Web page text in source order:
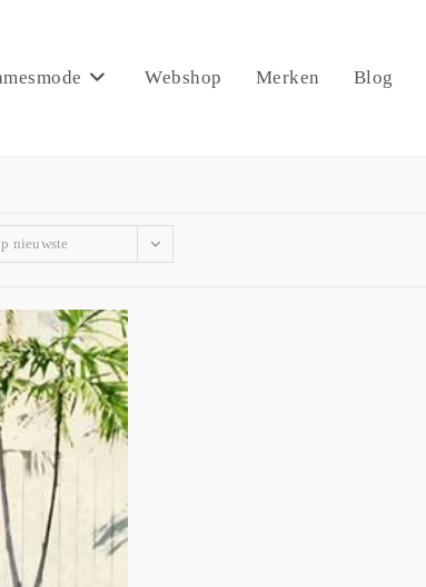
Webshop Merken Blog
nieuwste